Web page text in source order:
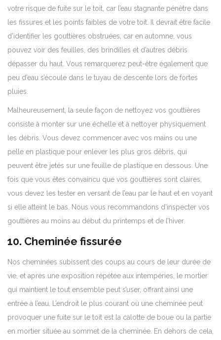
votre risque de fuite sur le toit, car l’eau stagnante pénètre dans
les fissures et les points faibles de votre toit. Il devrait être facile
d’identifier les gouttières obstruées, car en automne, vous
pouvez voir des feuilles, des brindilles et d’autres débris
dépasser du haut. Vous remarquerez peut-être également que
peu d’eau s’écoule dans le tuyau de descente lors de fortes
pluies.
Malheureusement, la seule façon de nettoyez vos gouttières
consiste à monter sur une échelle et à nettoyer physiquement
les débris. Vous devez commencer avec vos mains ou une
pelle en plastique pour enlever les plus gros débris, qui
peuvent être jetés sur une feuille de plastique en dessous. Une
fois que vous êtes convaincu que vos gouttières sont claires,
vous devez les tester en versant de l’eau par le haut et en voyant
si elle atteint le bas. Nous vous recommandons d’inspecter vos
gouttières au moins au début du printemps et de l’hiver.
10. Cheminée fissurée
Nos cheminées subissent des coups au cours de leur durée de
vie, et après une exposition répétée aux intempéries, le mortier
qui maintient le tout ensemble peut s’user, offrant ainsi une
entrée à l’eau. L’endroit le plus courant où une cheminée peut
provoquer une fuite sur le toit est la calotte de boue ou la partie
en mortier située au sommet de la cheminée. En dehors de cela,